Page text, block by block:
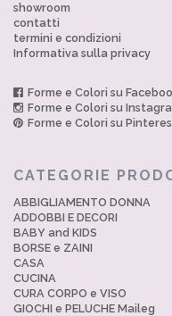
showroom
contatti
termini e condizioni
Informativa sulla privacy
Forme e Colori su
Forme e Colori su
Forme e Colori su
CATEGORIE
ABBIGLIAMENTO DONNA
ADDOBBI E DECORI
BABY and KIDS
BORSE e ZAINI
CASA
CUCINA
CURA CORPO e VISO
GIOCHI e PELUCHE Maileg